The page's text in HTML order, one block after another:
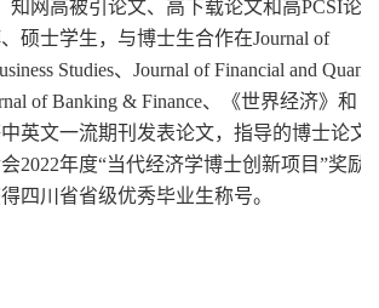
知网高被引论文、高下载论文和高PCSI论
硕士学生，与博士生合作在Journal of
Studies、Journal of Financial and
of Banking & Finance、《世界经济》和
英文一流期刊发表论文，指导的博士论文
2022年度“当代经济学博士创新项目”奖励
四川省省级优秀毕业生称号。